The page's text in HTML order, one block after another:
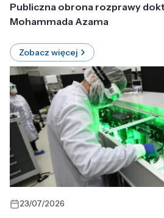
Publiczna obrona rozprawy
Mohammada Azama
Zobacz więcej
23/07/2026